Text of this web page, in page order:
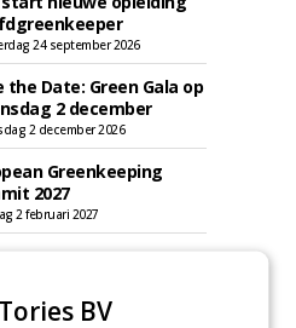
24 september 2026
the Date: Green Gala op
2 december
2 december 2026
Greenkeeping
2027
2 februari 2027
BV